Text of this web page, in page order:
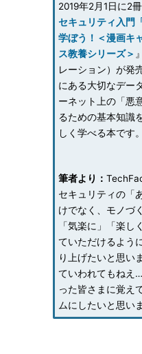
2019年2月1日に2
セキュリティ入門
学ぼう！＜漫画キ
ス教養シリーズ＞
レーション）が発
にある大切なデー
ーネット上の「悪
るための基本知識
しく学べる本です。
筆者より：
セキュリティの「
けでなく、モノづ
「気楽に」「楽し
ていただけるよう
り上げたいと思い
ていわれてもねえ
った皆さまに覚え
ムにしたいと思い